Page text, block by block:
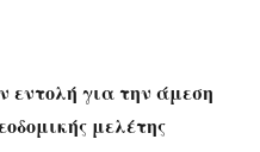
εντολή για την άμεση
μελέτης